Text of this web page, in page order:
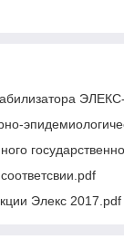
Элекс 2017.pdf